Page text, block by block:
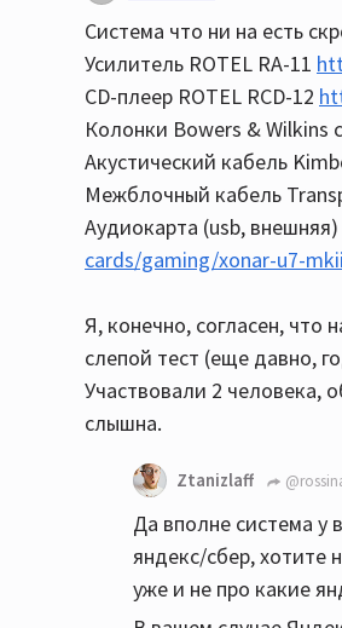
Система что ни на есть
Усилитель ROTEL RA-11
CD-плеер ROTEL RCD-12
Колонки Bowers & Wilkins
Акустический кабель
Межблочный кабель
Аудиокарта (usb,
cards/gaming/xonar-u7-
Я, конечно, согласен, что
слепой тест (еще давно,
Участвовали 2 человека,
слышна.
Ztanizlaff
Да вполне система у
яндекс/сбер, хотите
уже и не про какие